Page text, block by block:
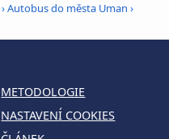
›Autobus do města Uman ›
METODOLOGIE
NASTAVENÍ COOKIES